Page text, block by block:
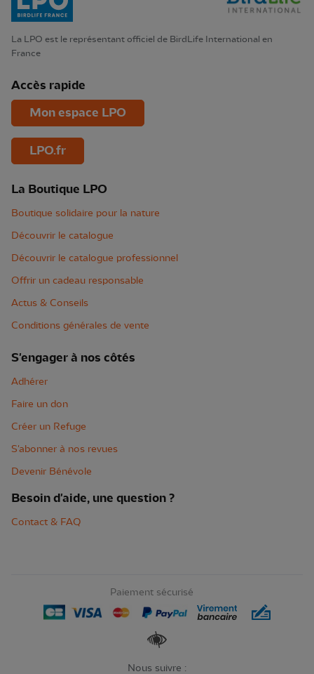
La LPO est le représentant officiel de BirdLife International en
France
Accès rapide
Mon espace LPO
LPO.fr
La Boutique LPO
Boutique solidaire pour la nature
Découvrir le catalogue
Découvrir le catalogue professionnel
Offrir un cadeau responsable
Actus & Conseils
Conditions générales de vente
S'engager à nos côtés
Adhérer
Faire un don
Créer un Refuge
S'abonner à nos revues
Devenir Bénévole
Besoin d'aide, une question ?
Contact & FAQ
Paiement sécurisé
Renforcer les contrastes
Nous suivre :